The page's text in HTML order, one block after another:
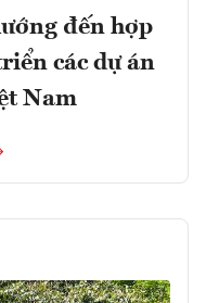
đến hợp
các dự án
Nam